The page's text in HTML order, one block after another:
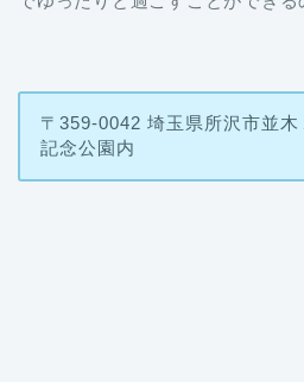
〒359-0042 埼玉県所沢市並
記念公園内